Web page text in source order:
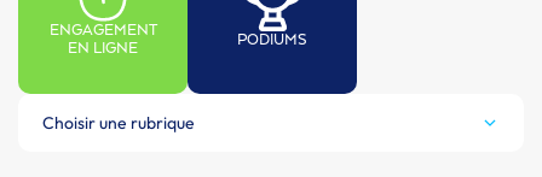
ENGAGEMENT
EN LIGNE
PODIUMS
Choisir une rubrique